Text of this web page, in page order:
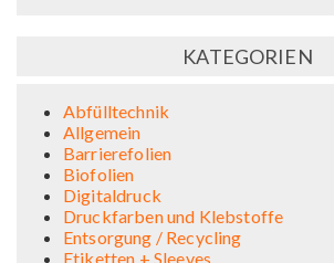
KATEGORIEN
Abfülltechnik
Allgemein
Barrierefolien
Biofolien
Digitaldruck
Druckfarben und Klebstoffe
Entsorgung / Recycling
Etiketten + Sleeves